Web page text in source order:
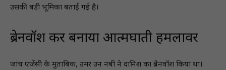
उसकी बड़ी भूमिका बताई गई है।
ब्रेनवॉश कर बनाया आत्मघाती हमलावर
जांच एजेंसी के मुताबिक, उमर उन नबी ने दानिश का ब्रेनवॉश किया था।